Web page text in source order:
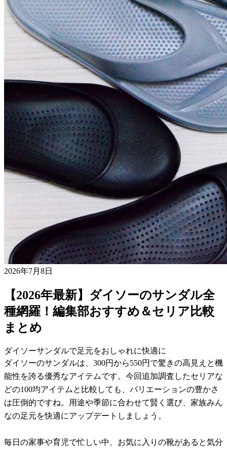
2026年7月8日
【2026年最新】ダイソーのサンダル全
種網羅！編集部おすすめ＆セリア比較
まとめ
ダイソーサンダルで足元をおしゃれに快適に
ダイソーのサンダルは、300円から550円で驚きの高見えと機
能性を誇る優秀なアイテムです。今回追加調査したセリアな
どの100均アイテムと比較しても、バリエーションの豊かさ
は圧倒的ですね。用途や季節に合わせて賢く選び、家族みん
なの足元を快適にアップデートしましょう。
毎日の家事や育児で忙しい中、お気に入りの靴があると気分